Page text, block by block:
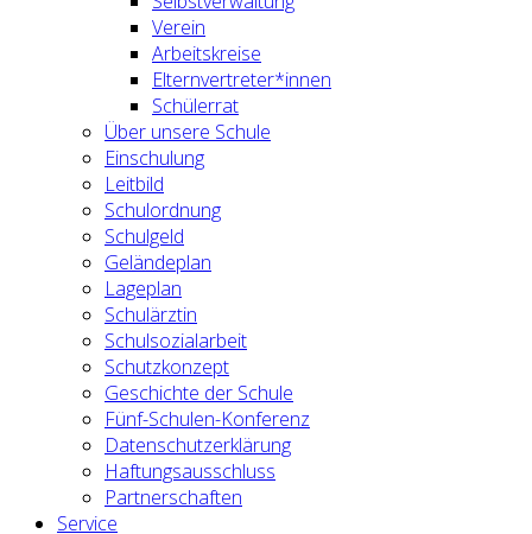
Verein
Arbeitskreise
Elternvertreter*innen
Schülerrat
Über unsere Schule
Einschulung
Leitbild
Schulordnung
Schulgeld
Geländeplan
Lageplan
Schulärztin
Schulsozialarbeit
Schutzkonzept
Geschichte der Schule
Fünf-Schulen-Konferenz
Datenschutzerklärung
Haftungsausschluss
Partnerschaften
Service